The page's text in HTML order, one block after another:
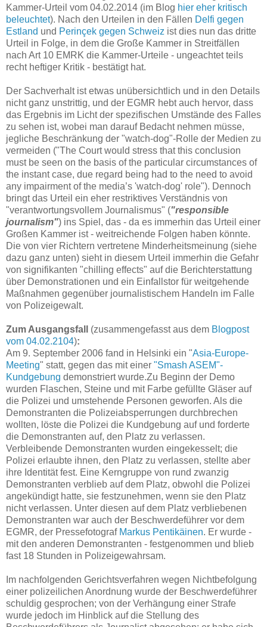
Kammer-Urteil vom 04.02.2014 (im Blog hier eher kritisch
beleuchtet). Nach den Urteilen in den Fällen Delfi gegen
Estland und Perinçek gegen Schweiz ist dies nun das dritte
Urteil in Folge, in dem die Große Kammer in Streitfällen
nach Art 10 EMRK die Kammer-Urteile - ungeachtet teils
recht heftiger Kritik - bestätigt hat.
Der Sachverhalt ist etwas unübersichtlich und in den Details
nicht ganz unstrittig, und der EGMR hebt auch hervor, dass
das Ergebnis im Licht der spezifischen Umstände des Falles
zu sehen ist, wobei man darauf Bedacht nehmen müsse,
jegliche Beschränkung der "watch-dog"-Rolle der Medien zu
vermeiden ("The Court would stress that this conclusion
must be seen on the basis of the particular circumstances of
the instant case, due regard being had to the need to avoid
any impairment of the media’s 'watch-dog' role"). Dennoch
bringt das Urteil ein eher restriktives Verständnis von
"verantwortungsvollem Journalismus" ("responsible
journalism") ins Spiel, das - da es immerhin das Urteil einer
Großen Kammer ist - weitreichende Folgen haben könnte.
Die von vier Richtern vertretene Minderheitsmeinung (siehe
dazu ganz unten) sieht in diesem Urteil immerhin die Gefahr
von signifikanten "chilling effects" auf die Berichterstattung
über Demonstrationen und ein Einfallstor für weitgehende
Maßnahmen gegenüber journalistischem Handeln im Falle
von Polizeigewalt.
Zum Ausgangsfall (zusammengefasst aus dem Blogpost
vom 04.02.2104):
Am 9. September 2006 fand in Helsinki ein "Asia-Europe-
Meeting" statt, gegen das mit einer "Smash ASEM"-
Kundgebung demonstriert wurde.Zu Beginn der Demo
wurden Flaschen, Steine und mit Farbe gefüllte Gläser auf
die Polizei und umstehende Personen geworfen. Als die
Demonstranten die Polizeiabsperrungen durchbrechen
wollten, löste die Polizei die Kundgebung auf und forderte
die Demonstranten auf, den Platz zu verlassen.
Verbleibende Demonstranten wurden eingekesselt; die
Polizei erlaubte ihnen, den Platz zu verlassen, stellte aber
ihre Identität fest. Eine Kerngruppe von rund zwanzig
Demonstranten verblieb auf dem Platz, obwohl die Polizei
angekündigt hatte, sie festzunehmen, wenn sie den Platz
nicht verlassen. Unter diesen auf dem Platz verbliebenen
Demonstranten war auch der Beschwerdeführer vor dem
EGMR, der Pressefotograf Markus Pentikäinen. Er wurde -
mit den anderen Demonstranten - festgenommen und blieb
fast 18 Stunden in Polizeigewahrsam.
Im nachfolgenden Gerichtsverfahren wegen Nichtbefolgung
einer polizeilichen Anordnung wurde der Beschwerdeführer
schuldig gesprochen; von der Verhängung einer Strafe
wurde jedoch im Hinblick auf die Stellung des